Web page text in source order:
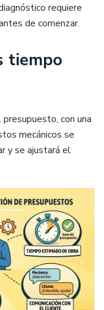
requiere
de comenzar.
tiempo
con una
mecánicos se
y se ajustará el